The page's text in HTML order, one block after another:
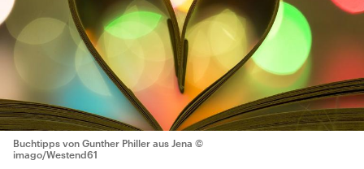
Buchtipps von Gunther Philler aus Jena ©
imago/Westend61